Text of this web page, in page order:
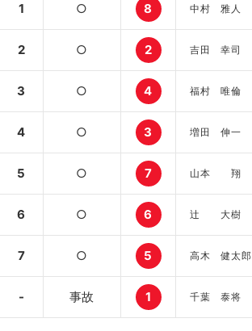
1 ○ 8 中村 雅人
2 ○ 2 吉田 幸司
3 ○ 4 福村 唯倫
4 ○ 3 増田 伸一
5 ○ 7 山本 翔
6 ○ 6 辻 大樹
7 ○ 5 高木 健太郎
- 事故 1 千葉 泰将